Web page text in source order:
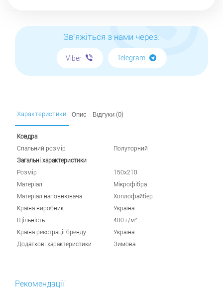
Зв'яжіться з нами через:
Viber Telegram
Характеристики Опис Відгуки (0)
Ковдра
Спальний розмір
Полуторний
Загальні характеристики
Розмір
150х210
Матеріал
Мікрофібра
Матеріал наповнювача
Холлофайбер
Країна виробник
Україна
Щільність
400 г/м²
Країна реєстрації бренду
Україна
Додаткові характеристики
Зимова
Рекомендації